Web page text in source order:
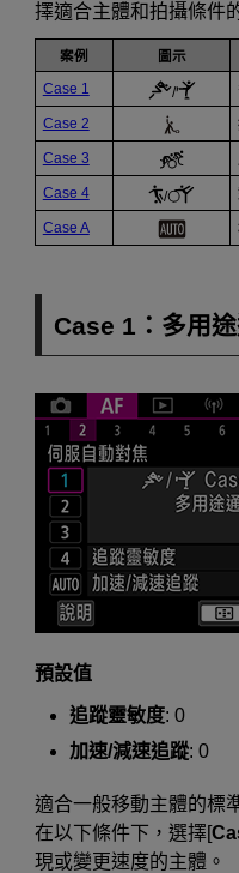
擇適合主體和拍攝條件
案例 圖示
Case 1 /
Case 2
Case 3
Case 4 /
Case A
Case 1：多用
預設值
追蹤靈敏度: 0
加速/減速追蹤: 0
適合一般移動主體的標
在以下條件下，選擇[
現或變更速度的主體。